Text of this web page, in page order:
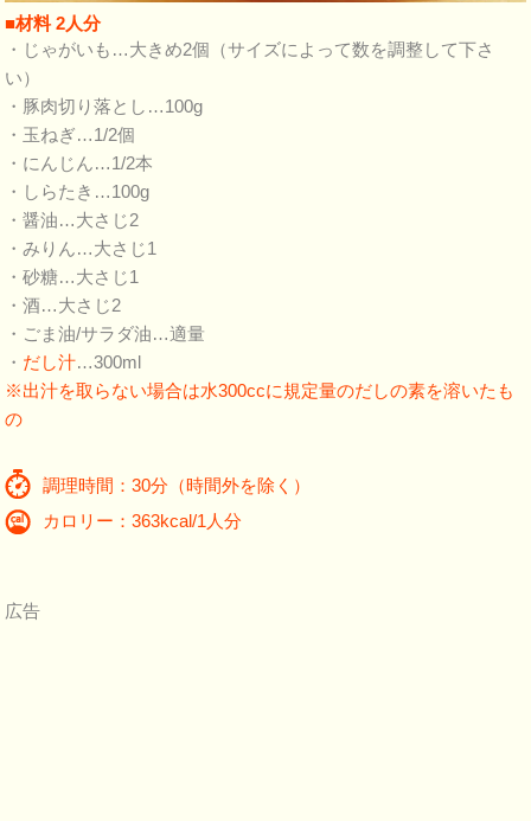
■材料 2人分
・じゃがいも…大きめ2個（サイズによって数を調整して下さ
い）
・豚肉切り落とし…100g
・玉ねぎ…1/2個
・にんじん…1/2本
・しらたき…100g
・醤油…大さじ2
・みりん…大さじ1
・砂糖…大さじ1
・酒…大さじ2
・ごま油/サラダ油…適量
・ だし汁…300ml
※出汁を取らない場合は水300ccに規定量のだしの素を溶いたも
の
調理時間：30分（時間外を除く）
カロリー：363kcal/1人分
広告